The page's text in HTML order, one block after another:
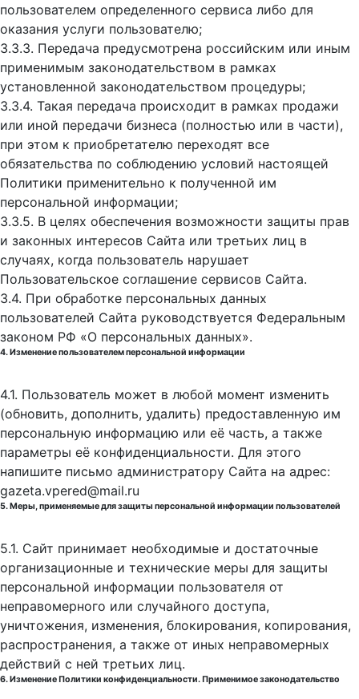
пользователем определенного сервиса либо для
оказания услуги пользователю;
3.3.3. Передача предусмотрена российским или иным
применимым законодательством в рамках
установленной законодательством процедуры;
3.3.4. Такая передача происходит в рамках продажи
или иной передачи бизнеса (полностью или в части),
при этом к приобретателю переходят все
обязательства по соблюдению условий настоящей
Политики применительно к полученной им
персональной информации;
3.3.5. В целях обеспечения возможности защиты прав
и законных интересов Сайта или третьих лиц в
случаях, когда пользователь нарушает
Пользовательское соглашение сервисов Сайта.
3.4. При обработке персональных данных
пользователей Сайта руководствуется Федеральным
законом РФ «О персональных данных».
4. Изменение пользователем персональной информации
4.1. Пользователь может в любой момент изменить
(обновить, дополнить, удалить) предоставленную им
персональную информацию или её часть, а также
параметры её конфиденциальности. Для этого
напишите письмо администратору Сайта на адрес:
gazeta.vpered@mail.ru
5. Меры, применяемые для защиты персональной информации пользователей
5.1. Сайт принимает необходимые и достаточные
организационные и технические меры для защиты
персональной информации пользователя от
неправомерного или случайного доступа,
уничтожения, изменения, блокирования, копирования,
распространения, а также от иных неправомерных
действий с ней третьих лиц.
6. Изменение Политики конфиденциальности. Применимое законодательство